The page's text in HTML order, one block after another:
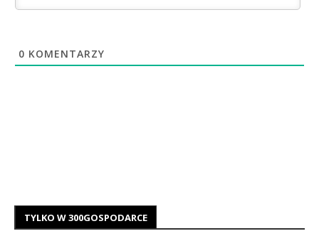
0 KOMENTARZY
TYLKO W 300GOSPODARCE